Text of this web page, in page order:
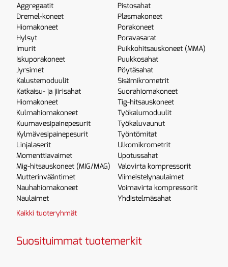
Aggregaatit
Dremel-koneet
Hiomakoneet
Hylsyt
Imurit
Iskuporakoneet
Jyrsimet
Kalustemoduulit
Katkaisu- ja jiirisahat
Hiomakoneet
Kulmahiomakoneet
Kuumavesipainepesurit
Kylmävesipainepesurit
Linjalaserit
Momenttiavaimet
Mig-hitsauskoneet (MIG/MAG)
Mutterinvääntimet
Nauhahiomakoneet
Naulaimet
Pistosahat
Plasmakoneet
Porakoneet
Poravasarat
Puikkohitsauskoneet (MMA)
Puukkosahat
Pöytäsahat
Sisämikrometrit
Suorahiomakoneet
Tig-hitsauskoneet
Työkalumoduulit
Työkaluvaunut
Työntömitat
Ulkomikrometrit
Upotussahat
Valovirta kompressorit
Viimeistelynaulaimet
Voimavirta kompressorit
Yhdistelmäsahat
Kaikki tuoteryhmät
Suosituimmat tuotemerkit